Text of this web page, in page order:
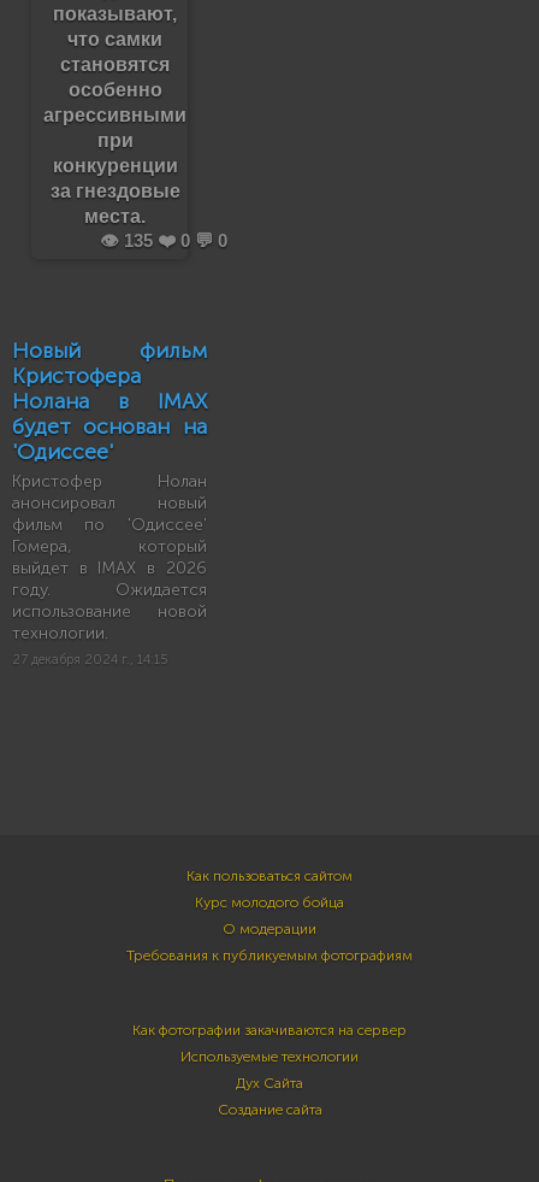
показывают,
что самки
становятся
особенно
агрессивными
при
конкуренции
за гнездовые
места.
👁️ 135 ❤️ 0 💬 0
Новый фильм
Кристофера
Нолана в IMAX
будет основан на
'Одиссее'
Кристофер Нолан
анонсировал новый
фильм по 'Одиссее'
Гомера, который
выйдет в IMAX в 2026
году. Ожидается
использование новой
технологии.
27 декабря 2024 г., 14:15
Как пользоваться сайтом
Курс молодого бойца
О модерации
Требования к публикуемым фотографиям
Как фотографии закачиваются на сервер
Используемые технологии
Дух Сайта
Создание сайта